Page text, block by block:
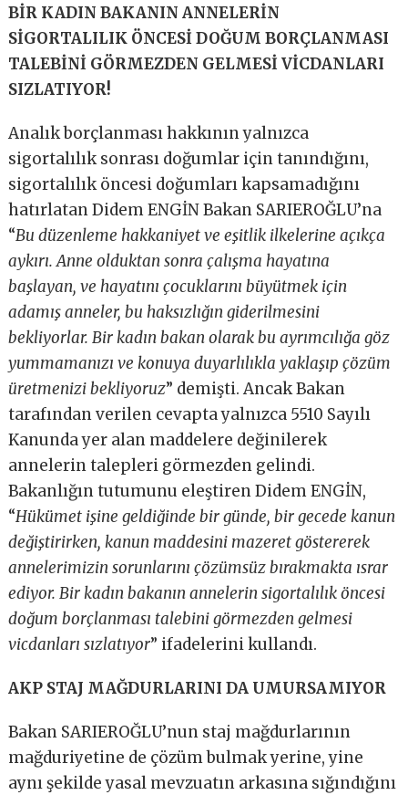
BİR KADIN BAKANIN ANNELERİN
SİGORTALILIK ÖNCESİ DOĞUM BORÇLANMASI
TALEBİNİ GÖRMEZDEN GELMESİ VİCDANLARI
SIZLATIYOR!
Analık borçlanması hakkının yalnızca
sigortalılık sonrası doğumlar için tanındığını,
sigortalılık öncesi doğumları kapsamadığını
hatırlatan Didem ENGİN Bakan SARIEROĞLU’na
“Bu düzenleme hakkaniyet ve eşitlik ilkelerine açıkça
aykırı. Anne olduktan sonra çalışma hayatına
başlayan, ve hayatını çocuklarını büyütmek için
adamış anneler, bu haksızlığın giderilmesini
bekliyorlar. Bir kadın bakan olarak bu ayrımcılığa göz
yummamanızı ve konuya duyarlılıkla yaklaşıp çözüm
üretmenizi bekliyoruz” demişti. Ancak Bakan
tarafından verilen cevapta yalnızca 5510 Sayılı
Kanunda yer alan maddelere değinilerek
annelerin talepleri görmezden gelindi.
Bakanlığın tutumunu eleştiren Didem ENGİN,
“Hükümet işine geldiğinde bir günde, bir gecede kanun
değiştirirken, kanun maddesini mazeret göstererek
annelerimizin sorunlarını çözümsüz bırakmakta ısrar
ediyor. Bir kadın bakanın annelerin sigortalılık öncesi
doğum borçlanması talebini görmezden gelmesi
vicdanları sızlatıyor” ifadelerini kullandı.
AKP STAJ MAĞDURLARINI DA UMURSAMIYOR
Bakan SARIEROĞLU’nun staj mağdurlarının
mağduriyetine de çözüm bulmak yerine, yine
aynı şekilde yasal mevzuatın arkasına sığındığını